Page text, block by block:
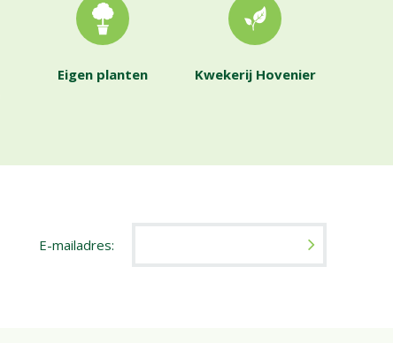
Eigen planten Kwekerij Hovenier
E-mailadres: